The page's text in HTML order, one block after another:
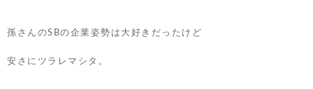
孫さんのSBの企業姿勢は大好きだったけど
安さにツラレマシタ。